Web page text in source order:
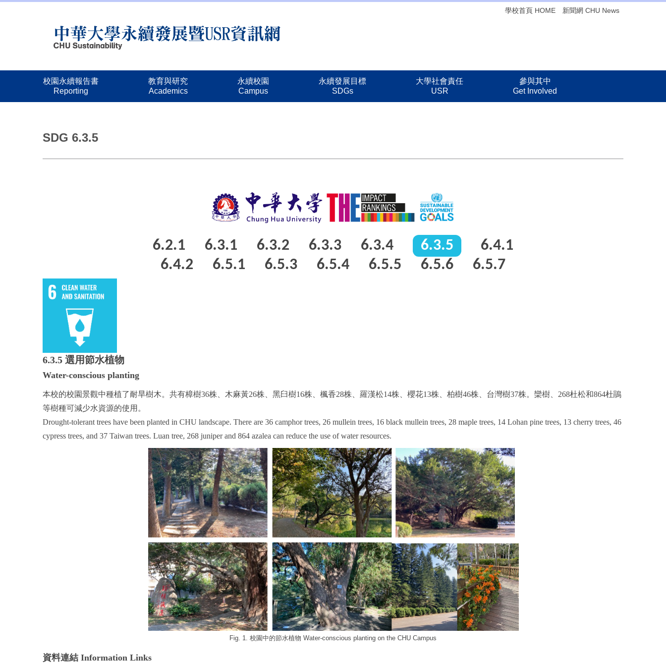
區
學校首頁 HOME 新聞網 CHU News
校園永續報告書
Reporting
教育與研究
Academics
永續校園
Campus
永續發展目標
SDGs
大學社會責任
USR
參與其中
Get Involved
SDG 6.3.5
6.2.1 6.3.1 6.3.2 6.3.3 6.3.4 6.3.5
6.4.1
6.4.2
6.5.1 6.5.3 6.5.4 6.5.5 6.5.6 6.5.7
6.3.5 選用節水植物
Water-conscious planting
本校的校園景觀中種植了耐旱樹木。共有樟樹36株、木麻黃26株、黑臼樹16株、楓香28株、羅漢松14株、櫻花13株、柏樹46株、台灣樹37株。欒樹、268杜松和864杜鵑
等樹種可減少水資源的使用。
Drought-tolerant trees have been planted in CHU landscape. There are 36 camphor trees, 26 mullein trees, 16 black mullein trees, 28 maple trees, 14 Lohan pine trees, 13 cherry trees, 46
cypress trees, and 37 Taiwan trees. Luan tree, 268 juniper and 864 azalea can reduce the use of water resources.
Fig. 1. 校園中的節水植物 Water-conscious planting on the CHU Campus
資料連結 Information Links